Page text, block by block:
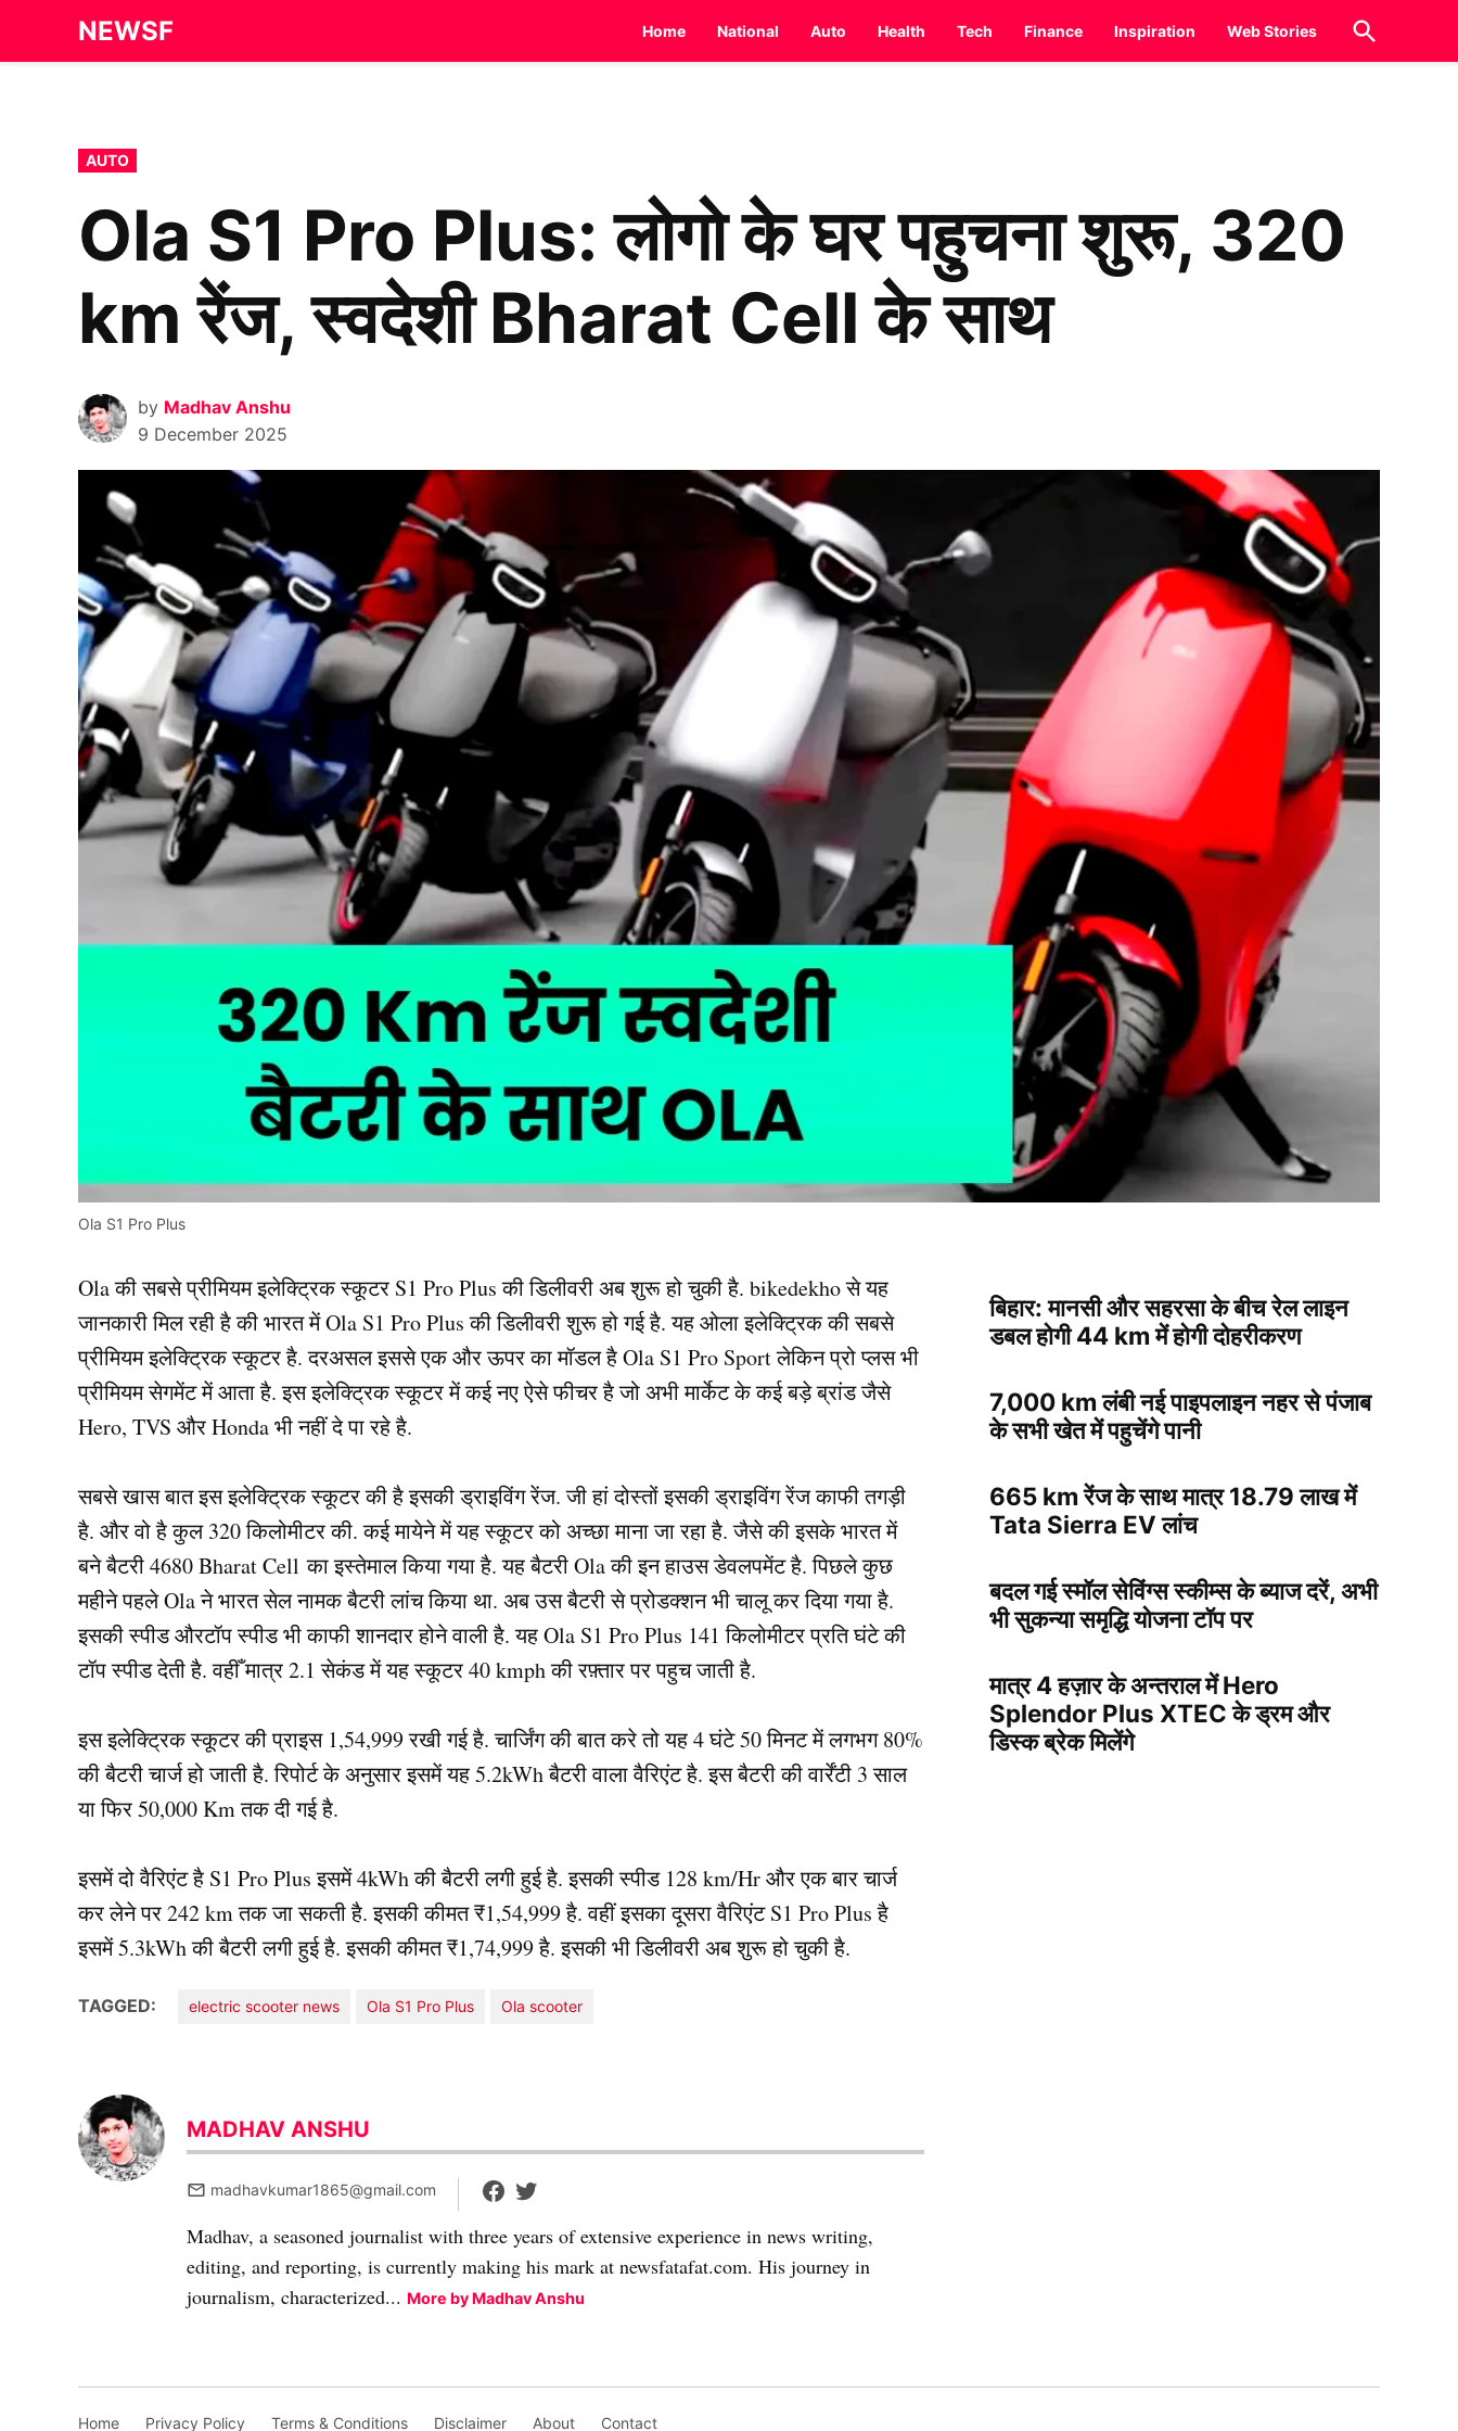
NEWSF Home National Auto Health Tech Finance Inspiration Web Stories
Open
Search
POSTED
IN
AUTO
Ola S1 Pro Plus: लोगो के घर पहुचना शुरू, 320
km रेंज, स्वदेशी Bharat Cell के साथ
by Madhav Anshu
9 December 2025
Ola S1 Pro Plus
Ola की सबसे प्रीमियम इलेक्ट्रिक स्कूटर S1 Pro Plus की डिलीवरी अब शुरू हो चुकी है. bikedekho से यह
जानकारी मिल रही है की भारत में Ola S1 Pro Plus की डिलीवरी शुरू हो गई है. यह ओला इलेक्ट्रिक की सबसे
प्रीमियम इलेक्ट्रिक स्कूटर है. दरअसल इससे एक और ऊपर का मॉडल है Ola S1 Pro Sport लेकिन प्रो प्लस भी
प्रीमियम सेगमेंट में आता है. इस इलेक्ट्रिक स्कूटर में कई नए ऐसे फीचर है जो अभी मार्केट के कई बड़े ब्रांड जैसे
Hero, TVS और Honda भी नहीं दे पा रहे है.
सबसे खास बात इस इलेक्ट्रिक स्कूटर की है इसकी ड्राइविंग रेंज. जी हां दोस्तों इसकी ड्राइविंग रेंज काफी तगड़ी
है. और वो है कुल 320 किलोमीटर की. कई मायेने में यह स्कूटर को अच्छा माना जा रहा है. जैसे की इसके भारत में
बने बैटरी 4680 Bharat Cell का इस्तेमाल किया गया है. यह बैटरी Ola की इन हाउस डेवलपमेंट है. पिछले कुछ
महीने पहले Ola ने भारत सेल नामक बैटरी लांच किया था. अब उस बैटरी से प्रोडक्शन भी चालू कर दिया गया है.
इसकी स्पीड औरटॉप स्पीड भी काफी शानदार होने वाली है. यह Ola S1 Pro Plus 141 किलोमीटर प्रति घंटे की
टॉप स्पीड देती है. वहीँ मात्र 2.1 सेकंड में यह स्कूटर 40 kmph की रफ़्तार पर पहुच जाती है.
इस इलेक्ट्रिक स्कूटर की प्राइस 1,54,999 रखी गई है. चार्जिंग की बात करे तो यह 4 घंटे 50 मिनट में लगभग 80%
की बैटरी चार्ज हो जाती है. रिपोर्ट के अनुसार इसमें यह 5.2kWh बैटरी वाला वैरिएंट है. इस बैटरी की वार्रेंटी 3 साल
या फिर 50,000 Km तक दी गई है.
इसमें दो वैरिएंट है S1 Pro Plus इसमें 4kWh की बैटरी लगी हुई है. इसकी स्पीड 128 km/Hr और एक बार चार्ज
कर लेने पर 242 km तक जा सकती है. इसकी कीमत ₹1,54,999 है. वहीं इसका दूसरा वैरिएंट S1 Pro Plus है
इसमें 5.3kWh की बैटरी लगी हुई है. इसकी कीमत ₹1,74,999 है. इसकी भी डिलीवरी अब शुरू हो चुकी है.
TAGGED: electric scooter news Ola S1 Pro Plus Ola scooter
MADHAV ANSHU
madhavkumar1865@gmail.com
Madhav, a seasoned journalist with three years of extensive experience in news writing,
editing, and reporting, is currently making his mark at newsfatafat.com. His journey in
journalism, characterized... More by Madhav Anshu
बिहार: मानसी और सहरसा के बीच रेल लाइन
डबल होगी 44 km में होगी दोहरीकरण
7,000 km लंबी नई पाइपलाइन नहर से पंजाब
के सभी खेत में पहुचेंगे पानी
665 km रेंज के साथ मात्र 18.79 लाख में
Tata Sierra EV लांच
बदल गई स्मॉल सेविंग्स स्कीम्स के ब्याज दरें, अभी
भी सुकन्या समृद्धि योजना टॉप पर
मात्र 4 हज़ार के अन्तराल में Hero
Splendor Plus XTEC के ड्रम और
डिस्क ब्रेक मिलेंगे
Home Privacy Policy Terms & Conditions Disclaimer About Contact